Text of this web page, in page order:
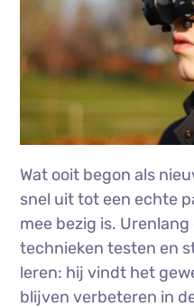
Wat ooit begon als
snel uit tot een echte
mee bezig is.
technieken testen en
leren: hij vindt het
blijven verbeteren in